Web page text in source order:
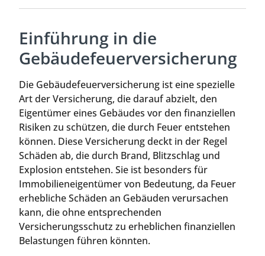
Einführung in die
Gebäudefeuerversicherung
Die Gebäudefeuerversicherung ist eine spezielle
Art der Versicherung, die darauf abzielt, den
Eigentümer eines Gebäudes vor den finanziellen
Risiken zu schützen, die durch Feuer entstehen
können. Diese Versicherung deckt in der Regel
Schäden ab, die durch Brand, Blitzschlag und
Explosion entstehen. Sie ist besonders für
Immobilieneigentümer von Bedeutung, da Feuer
erhebliche Schäden an Gebäuden verursachen
kann, die ohne entsprechenden
Versicherungsschutz zu erheblichen finanziellen
Belastungen führen könnten.